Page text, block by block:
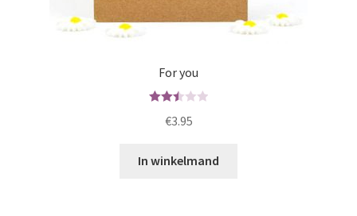
For you
uit 5
€3.95
In winkelmand